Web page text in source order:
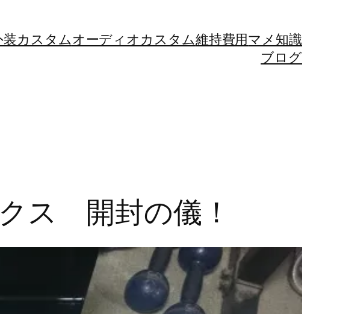
装カスタムオーディオカスタム維持費用マメ知識
ブログ
ス 開封の儀！